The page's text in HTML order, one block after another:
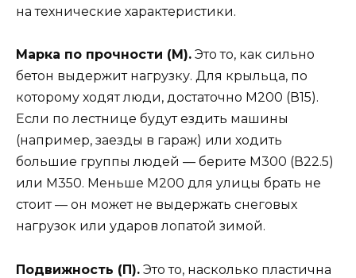
на технические характеристики.
Марка по прочности (М). Это то, как сильно
бетон выдержит нагрузку. Для крыльца, по
которому ходят люди, достаточно М200 (В15).
Если по лестнице будут ездить машины
(например, заезды в гараж) или ходить
большие группы людей — берите М300 (В22.5)
или М350. Меньше М200 для улицы брать не
стоит — он может не выдержать снеговых
нагрузок или ударов лопатой зимой.
Подвижность (П). Это то, насколько пластична